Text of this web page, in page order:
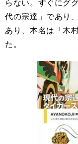
らない。すぐにグ
代の宗達」であり
あり、本名は「木
た。